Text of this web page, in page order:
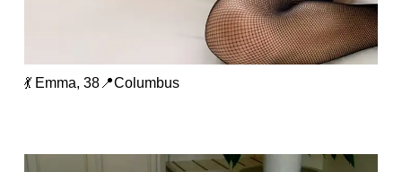
💃 Emma, 38📍Columbus